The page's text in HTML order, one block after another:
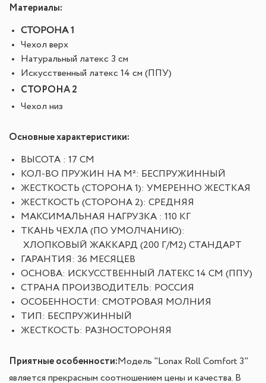
Материалы:
СТОРОНА 1
Чехол верх
Натуральный латекс 3 см
Искусственный латекс 14 см (ППУ)
СТОРОНА 2
Чехол низ
Основные характеристики:
ВЫСОТА : 1 7 СМ
КОЛ-ВО ПРУЖИН НА М²: БЕСПРУЖИННЫЙ
ЖЕСТКОСТЬ (СТОРОНА 1): УМЕРЕННО ЖЕСТКАЯ
ЖЕСТКОСТЬ (СТОРОНА 2): СРЕДНЯЯ
МАКСИМАЛЬНАЯ НАГРУЗКА : 110 КГ
ТКАНЬ ЧЕХЛА (ПО УМОЛЧАНИЮ):
ХЛОПКОВЫЙ ЖАККАРД (200 Г/М2) СТАНДАРТ
ГАРАНТИЯ: 36 МЕСЯЦЕВ
ОСНОВА: ИСКУССТВЕННЫЙ ЛАТЕКС 14 СМ (ППУ)
СТРАНА ПРОИЗВОДИТЕЛЬ: РОССИЯ
ОСОБЕННОСТИ: СМОТРОВАЯ МОЛНИЯ
ТИП: БЕСПРУЖИННЫЙ
ЖЕСТКОСТЬ: РАЗНОСТОРОНЯЯ
Приятные особенности: Модель "Lonax Roll Comfort 3"
является прекрасным соотношением цены и качества. В